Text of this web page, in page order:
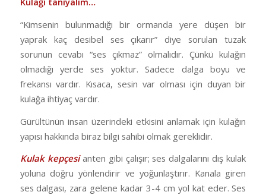
“Kimsenin bulunmadığı bir ormanda yere düşen bir
yaprak kaç desibel ses çıkarır” diye sorulan tuzak
sorunun cevabı “ses çıkmaz” olmalıdır. Çünkü kulağın
olmadığı yerde ses yoktur. Sadece dalga boyu ve
frekansı vardır. Kısaca, sesin var olması için duyan bir
kulağa ihtiyaç vardır.
Gürültünün insan üzerindeki etkisini anlamak için kulağın
yapısı hakkında biraz bilgi sahibi olmak gereklidir.
Kulak kepçesianten gibi çalışır; ses dalgalarını dış kulak
yoluna doğru yönlendirir ve yoğunlaştırır. Kanala giren
ses dalgası, zara gelene kadar 3-4 cm yol kat eder. Ses